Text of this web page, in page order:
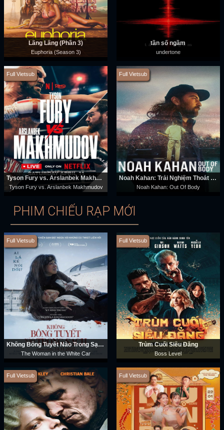
Lâng Lâng (Phần 3)
Euphoria (Season 3)
tần số ngầm
undertone
Full Vietsub
Tyson Fury vs. Arslanbek Makhmudov
Tyson Fury vs. Arslanbek Makhmudov
Full Vietsub
Noah Kahan: Trải Nghiệm Thoát Xác
Noah Kahan: Out Of Body
PHIM CHIẾU RẠP MỚI
Full Vietsub
Không Bông Tuyết Nào Trong Sạch
The Woman in the White Car
Full Vietsub
Trùm Cuối Siêu Đẳng
Boss Level
Full Vietsub Full Vietsub